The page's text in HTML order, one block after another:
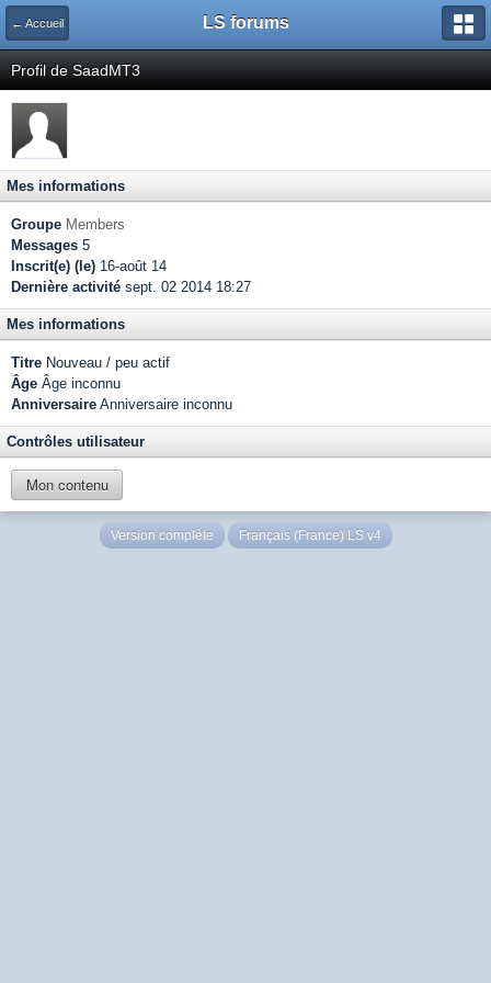
← Accueil LS forums
Profil de SaadMT3
Mes informations
Groupe Members
Messages 5
Inscrit(e) (le) 16-août 14
Dernière activité sept. 02 2014 18:27
Mes informations
Titre Nouveau / peu actif
Âge Âge inconnu
Anniversaire Anniversaire inconnu
Contrôles utilisateur
Mon contenu
Version complète Français (France) LS v4